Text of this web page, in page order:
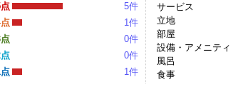
5件
1件
0件
0件
1件
サービス
立地
部屋
設備・アメニティ
風呂
食事